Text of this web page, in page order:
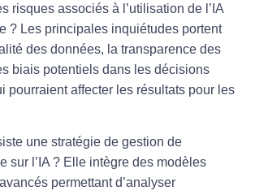
risques associés à l’utilisation de l’IA
? Les principales inquiétudes portent
des données, la transparence des
biais potentiels dans les décisions
pourraient affecter les résultats pour les
une stratégie de gestion de
sur l’IA ? Elle intègre des modèles
permettant d’analyser